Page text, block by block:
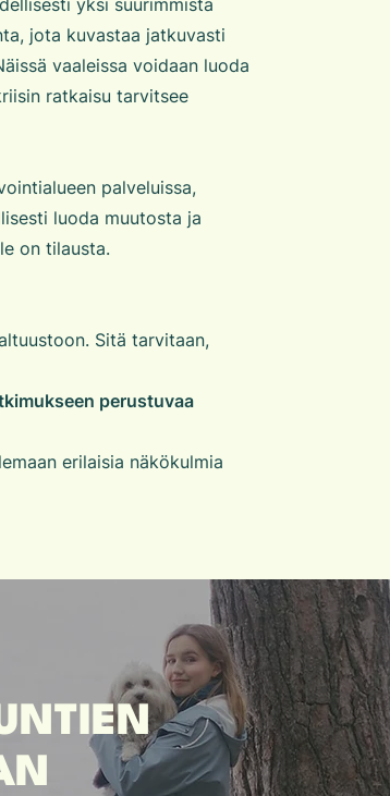
yksi suurimmista
jota kuvastaa jatkuvasti
vaaleissa voidaan luoda
ratkaisu tarvitsee
palveluissa,
luoda muutosta ja
on tilausta.
Sitä tarvitaan,
perustuvaa
erilaisia näkökulmia